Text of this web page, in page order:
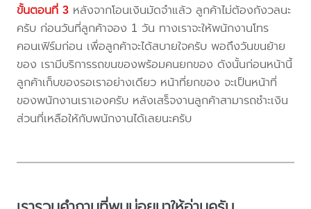
ขั้นตอนที่ 3 หลังจากโอนเงินมัดจำแล้ว ลูกค้าไม่ต้องกังวลนะ
ครับ ก่อนวันที่ลูกค้าจอง 1 วัน ทางเราจะให้พนักงานโทร
คอนเฟิร์มก่อน เพื่อลูกค้าจะได้สบายใจครับ พอถึงวันขนย้าย
ของ เรามีบริการรถขนของพร้อมคนยกของ ดังนั้นก่อนหน้านี้
ลูกค้าเก็บของรอเราอย่างเดียว หน้าที่ยกของ จะเป็นหน้าที่
ของพนักงานเราเองครับ หลังเสร็จงานลูกค้าสามารถชำะเงิน
ส่วนที่เหลือให้กับพนักงานได้เลยนะครับ